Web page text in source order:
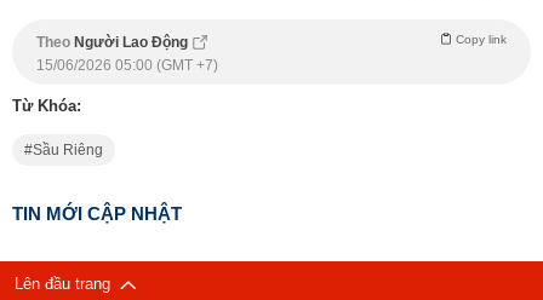
Theo Người Lao Động Copy link
15/06/2026 05:00 (GMT +7)
Từ Khóa:
Sầu Riêng
TIN MỚI CẬP NHẬT
Lên đầu trang